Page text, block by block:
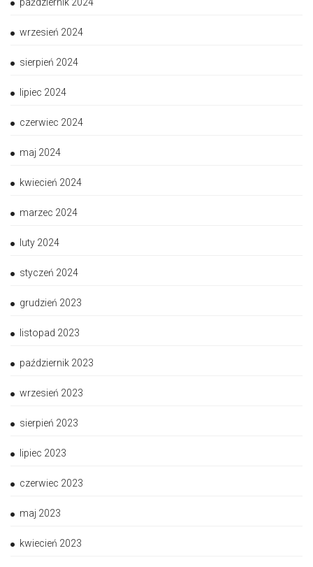
październik 2024
wrzesień 2024
sierpień 2024
lipiec 2024
czerwiec 2024
maj 2024
kwiecień 2024
marzec 2024
luty 2024
styczeń 2024
grudzień 2023
listopad 2023
październik 2023
wrzesień 2023
sierpień 2023
lipiec 2023
czerwiec 2023
maj 2023
kwiecień 2023